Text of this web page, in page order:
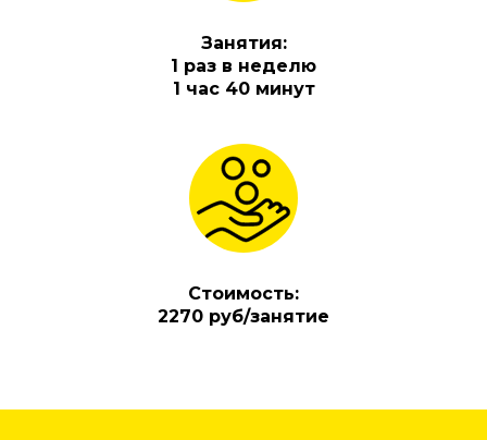
Занятия:
1 раз в неделю
1 час 40 минут
Стоимость:
2270 руб/занятие